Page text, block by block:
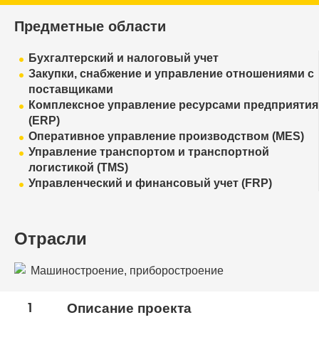
Предметные области
Бухгалтерский и налоговый учет
Закупки, снабжение и управление отношениями с
поставщиками
Комплексное управление ресурсами предприятия
(ERP)
Оперативное управление производством (MES)
Управление транспортом и транспортной
логистикой (TMS)
Управленческий и финансовый учет (FRP)
Отрасли
Машиностроение, приборостроение
1 Описание проекта